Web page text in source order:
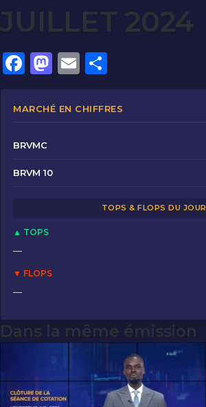
JUILLET 2024
F
a
c
b
o
o
M
a
st
o
n
E
m
ai
ar
ta
MARCHÉ EN CHIFFRES
BRVMC
BRVM 10
TOPS & FLOPS DU JOUR
▲ TOPS
—
▼ FLOPS
—
Dans la même émission